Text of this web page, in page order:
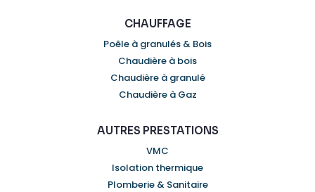
CHAUFFAGE
Poêle à granulés & Bois
Chaudière à bois
Chaudière à granulé
Chaudière à Gaz
AUTRES PRESTATIONS
VMC
Isolation thermique
Plomberie & Sanitaire